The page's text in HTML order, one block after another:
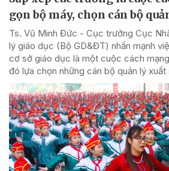
gọn bộ máy, chọn cán bộ
Ts. Vũ Minh Đức - Cục trưởng Cục
lý giáo dục (Bộ GD&ĐT) nhấn mạnh
cơ sở giáo dục là một cuộc cách
đó lựa chọn những cán bộ quản lý xuất